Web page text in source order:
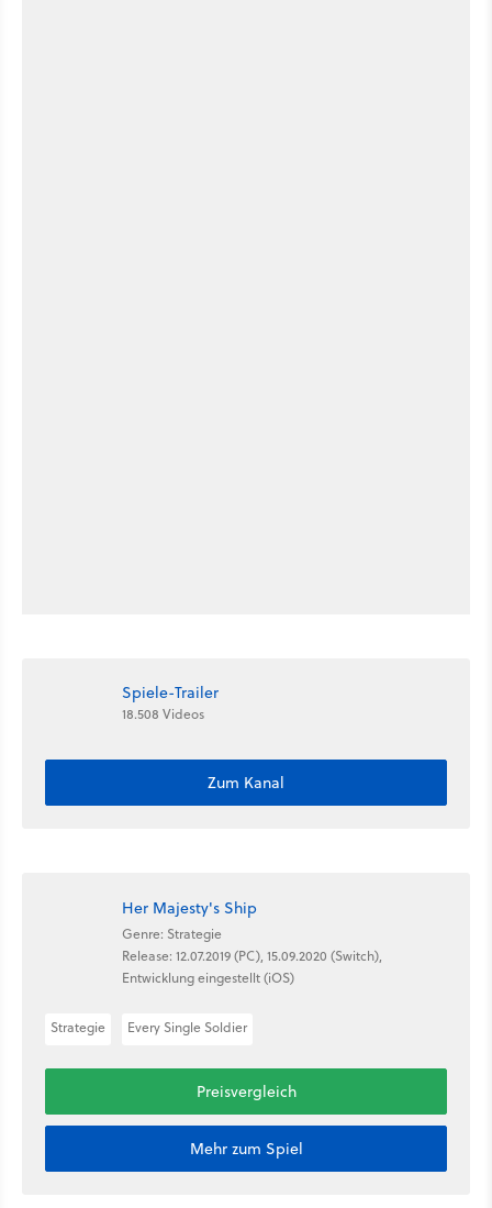
Spiele-Trailer
18.508 Videos
Zum Kanal
Her Majesty's Ship
Genre: Strategie
Release: 12.07.2019 (PC), 15.09.2020 (Switch),
Entwicklung eingestellt (iOS)
Strategie Every Single Soldier
Preisvergleich
Mehr zum Spiel